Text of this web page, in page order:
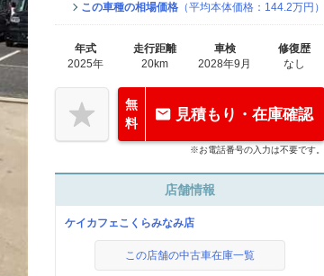
この車種の相場価格 （平均本体価格：144.2万円）
年式
2025年
走行距離
20km
車検
2028年9月
修復歴
なし
無
料
見積もり・在庫確認
※お電話番号の入力は不要です。
店舗情報
ケイカフェこくらみなみ店
この店舗の中古車在庫一覧